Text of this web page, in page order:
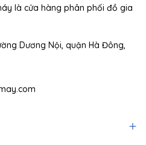
là cửa hàng phân phối đồ gia
Dương Nội, quận Hà Đông,